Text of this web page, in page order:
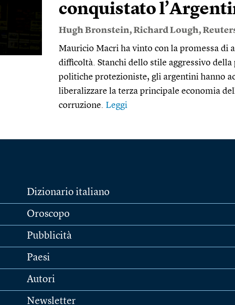
conquistato
Hugh Bronstein,Richard Lough,
Mauricio Macri ha vinto con la promessa di
difficoltà. Stanchi dello stile aggressivo della
politiche protezioniste, gli argentini hanno
liberalizzare la terza principale economia
corruzione. Leggi
Dizionario italiano
Oroscopo
Pubblicità
Paesi
Autori
Newsletter